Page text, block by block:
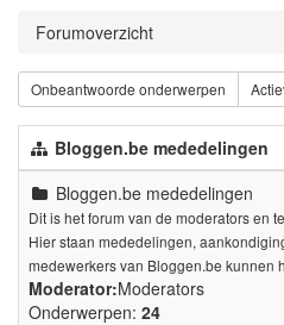
Forumoverzicht
Onbeantwoorde onderwerpen
Bloggen.be mededelingen
Bloggen.be mededelingen
Dit is het forum van de moderators en
Hier staan mededelingen,
medewerkers van Bloggen.be kunnen
Moderator:Moderators
Onderwerpen: 24